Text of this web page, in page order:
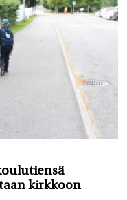
kirkkoon